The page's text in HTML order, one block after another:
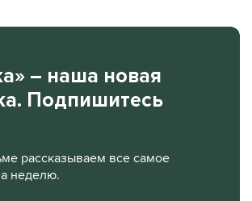
– наша новая
Подпишитесь
рассказываем все самое
неделю.